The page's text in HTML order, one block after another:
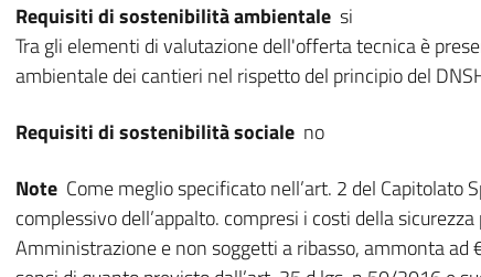
Requisiti di sostenibilità ambientale si
Tra gli elementi di valutazione dell'offerta tecnica è
ambientale dei cantieri nel rispetto del principio del
Requisiti di sostenibilità sociale no
Note Come meglio specificato nell’art. 2 del Capitolato
complessivo dell’appalto. compresi i costi della
Amministrazione e non soggetti a ribasso, ammonta